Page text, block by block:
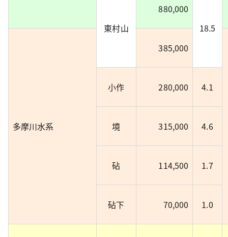
東村山
880,000
18.5
多摩川水系
385,000
小作 280,000 4.1
境 315,000 4.6
砧 114,500 1.7
砧下 70,000 1.0